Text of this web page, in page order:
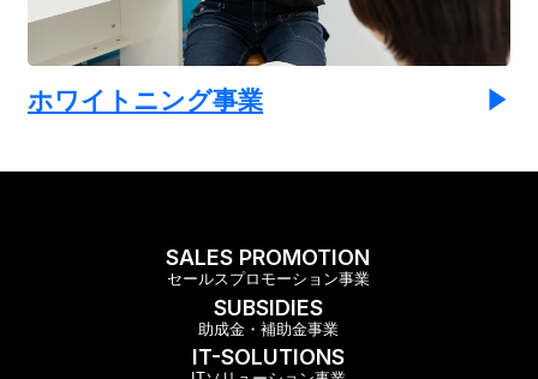
ホワイトニング事業
SALES PROMOTION
セールスプロモーション事業
SUBSIDIES
助成金・補助金事業
IT-SOLUTIONS